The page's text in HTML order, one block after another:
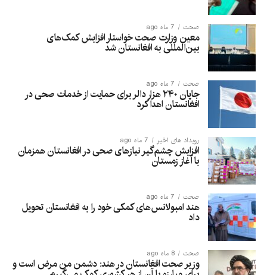
صحت 7 ماه ago
معین وزارت صحت خواستار افزایش کمک‌های
بین‌المللی به افغانستان شد
صحت 7 ماه ago
جاپان ۲۴۰ هزار دالر برای حمایت از خدمات صحی در
افغانستان اهدا کرد
رویداد های اخیر 7 ماه ago
افزایش چشم‌گیر نیازهای صحی در افغانستان همزمان
با آغاز زمستان
صحت 7 ماه ago
هند امبولانس‌های کمکی خود را به افغانستان تحویل
داد
صحت 8 ماه ago
وزیر صحت افغانستان در هند: دشمن من مرض است و